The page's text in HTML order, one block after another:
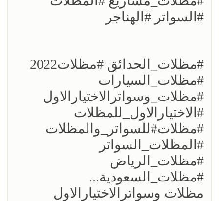
#السواتر #الهناجر
#مظلات_الحدائق #مظلات2022
#مظلات_السيارات
#مظلات_وسواترالاختيارالاول
#الاختيارالاول_للمظلات
#مظلات#للسواتر_والمظلات
#المظلات_السواتر
#مظلات_الرياض
#مظلات_السعودية...
مظلات وسواترالاختيارالاول